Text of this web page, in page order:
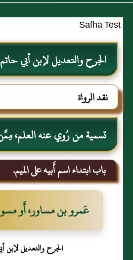
Safha Test
الجرح والتعديل لإبن أبي حاتم
نقد الرواة
تسمية من رُوي عنه العلم،
باب ابتداء اسم أَبيه على الميم.
عَمرو بن مساور، أَو
الجرح والتعديل لإبن